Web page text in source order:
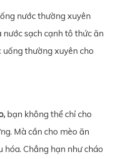
nước thường xuyên
sạch cạnh tô thức ăn
uống thường xuyên cho
bạn không thể chỉ cho
Mà cần cho mèo ăn
hóa. Chẳng hạn như cháo